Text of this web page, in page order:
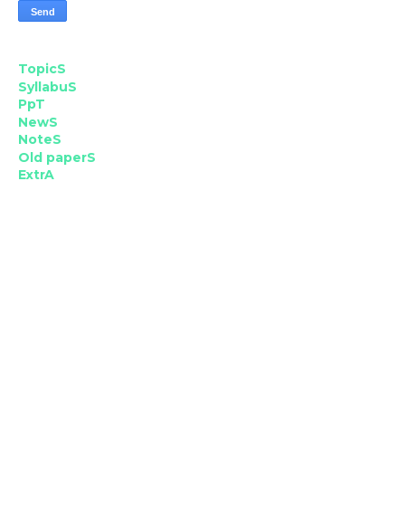
TopicS
SyllabuS
PpT
NewS
NoteS
Old paperS
ExtrA